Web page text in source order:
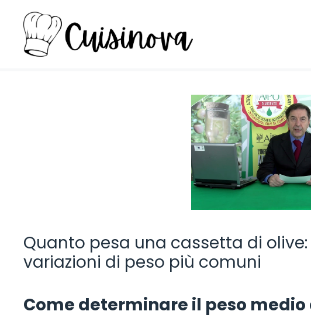
contenuto
Quanto pesa una cassetta di
variazioni di peso più comuni
Come determinare il peso